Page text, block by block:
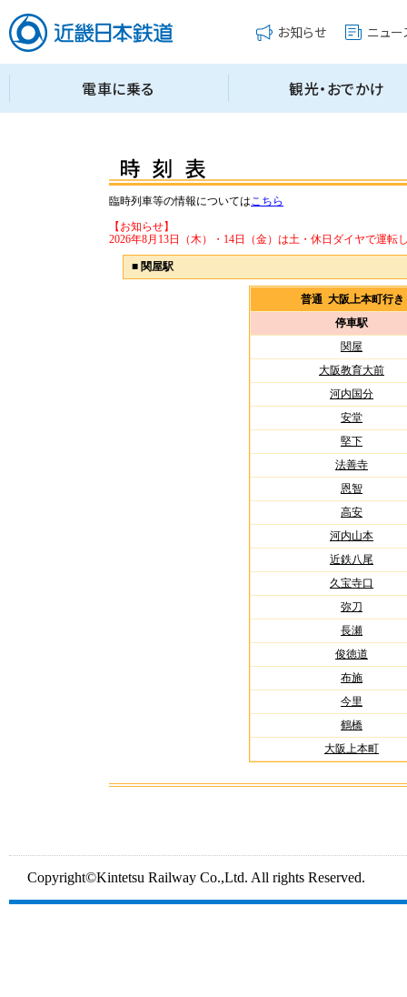
臨時列車等の情報についてはこちら
【お知らせ】
2026年8月13日（木）・14日（金）は土・休日ダイヤで運転
■ 関屋駅
普通 大阪上本町行
停車駅
関屋
大阪教育大前
河内国分
安堂
堅下
法善寺
恩智
高安
河内山本
近鉄八尾
久宝寺口
弥刀
長瀬
俊徳道
布施
今里
鶴橋
大阪上本町